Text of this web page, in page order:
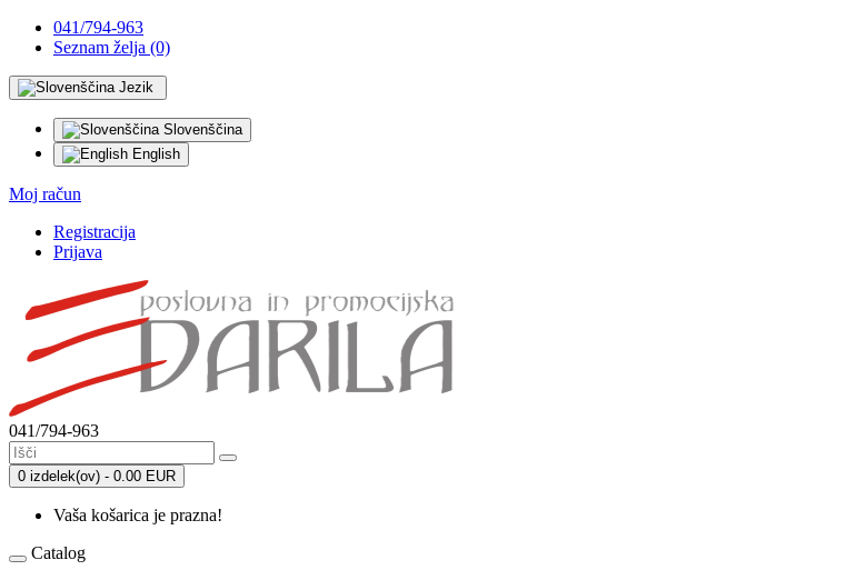
041/794-963
Seznam želja (0)
Jezik
Slovenščina
English
Moj račun
Registracija
Prijava
041/794-963
0 izdelek(ov) - 0.00 EUR
Vaša košarica je prazna!
Catalog